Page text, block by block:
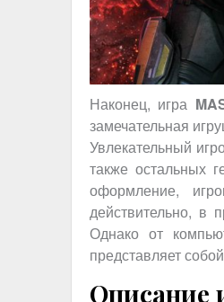
Наконец, игра
замечательная
Увлекательный
также остальных
оформление,
действительно, в
Однако от
представляет
Описание